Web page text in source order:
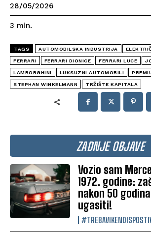
ZADNJE OBJAVE
Vozio sam
1972. godine:
nakon 50
ugasiti!
28/05/2026
3 min.
TAGS AUTOMOBILSKA INDUSTRIJA
FERRARI FERRARI DIONICE FERRARI LUCE
LAMBORGHINI LUKSUZNI AUTOMOBILI
STEPHAN WINKELMANN TRŽIŠTE KAPITALA